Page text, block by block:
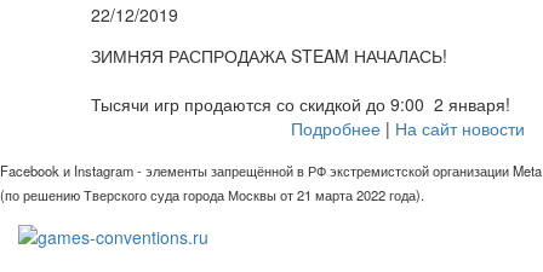
22/12/2019
ЗИМНЯЯ РАСПРОДАЖА STEAM НАЧАЛАСЬ!
Тысячи игр продаются со скидкой до 9:00 2 января!
Подробнее | На сайт новости
Facebook и Instagram - элементы запрещённой в РФ экстремистской организации Meta
(по решению Тверского суда города Москвы от 21 марта 2022 года).